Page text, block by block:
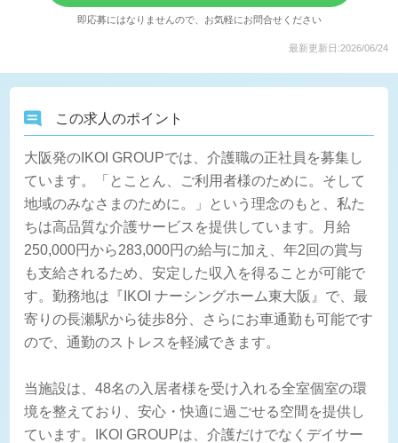
即応募にはなりませんので、お気軽にお問合せください
最新更新日:2026/06/24
この求人のポイント
大阪発のIKOI GROUPでは、介護職の正社員を募集し
ています。「とことん、ご利用者様のために。そして
地域のみなさまのために。」という理念のもと、私た
ちは高品質な介護サービスを提供しています。月給
250,000円から283,000円の給与に加え、年2回の賞与
も支給されるため、安定した収入を得ることが可能で
す。勤務地は『IKOI ナーシングホーム東大阪』で、最
寄りの長瀬駅から徒歩8分、さらにお車通勤も可能です
ので、通勤のストレスを軽減できます。
当施設は、48名の入居者様を受け入れる全室個室の環
境を整えており、安心・快適に過ごせる空間を提供し
ています。IKOI GROUPは、介護だけでなくデイサー